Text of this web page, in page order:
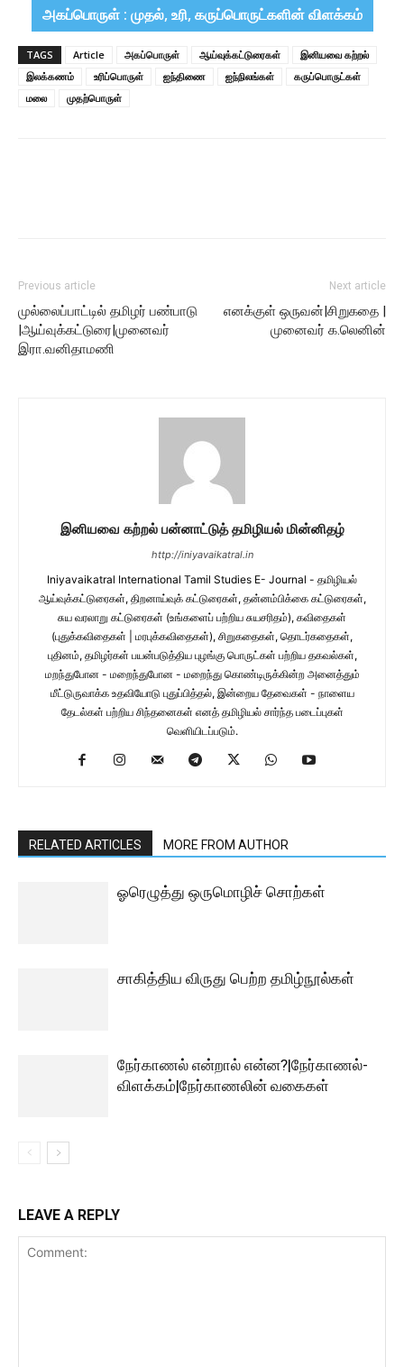
அகப்பொருள் : முதல், உரி, கருப்பொருட்களின் விளக்கம்
TAGS Article அகப்பொருள் ஆய்வுக்கட்டுரைகள்
இனியவை கற்றல்
இலக்கணம்
உரிப்பொருள் ஐந்திணை ஐந்நிலங்கள்
கருப்பொருட்கள்
மலை
முதற்பொருள்
Previous article
முல்லைப்பாட்டில் தமிழர் பண்பாடு
|ஆய்வுக்கட்டுரை|முனைவர்
இரா.வனிதாமணி
Next article
எனக்குள் ஒருவன்|சிறுகதை |
முனைவர் க.லெனின்
இனியவை கற்றல் பன்னாட்டுத் தமிழியல் மின்னிதழ்
http://iniyavaikatral.in
Iniyavaikatral International Tamil Studies E- Journal - தமிழியல்
ஆய்வுக்கட்டுரைகள், திறனாய்வுக் கட்டுரைகள், தன்னம்பிக்கை கட்டுரைகள்,
சுய வரலாறு கட்டுரைகள் (உங்களைப் பற்றிய சுயசரிதம்), கவிதைகள்
(புதுக்கவிதைகள் | மரபுக்கவிதைகள்), சிறுகதைகள், தொடர்கதைகள்,
புதினம், தமிழர்கள் பயன்படுத்திய புழங்கு பொருட்கள் பற்றிய தகவல்கள்,
மறந்துபோன - மறைந்துபோன - மறைந்து கொண்டிருக்கின்ற அனைத்தும்
மீட்டுருவாக்க உதவியோடு புதுப்பித்தல், இன்றைய தேவைகள் - நாளைய
தேடல்கள் பற்றிய சிந்தனைகள் எனத் தமிழியல் சார்ந்த படைப்புகள்
வெளியிடப்படும்.
RELATED ARTICLES MORE FROM AUTHOR
ஓரெழுத்து ஒருமொழிச் சொற்கள்
சாகித்திய விருது பெற்ற தமிழ்நூல்கள்
நேர்காணல் என்றால் என்ன?|நேர்காணல்-
விளக்கம்|நேர்காணலின் வகைகள்
LEAVE A REPLY